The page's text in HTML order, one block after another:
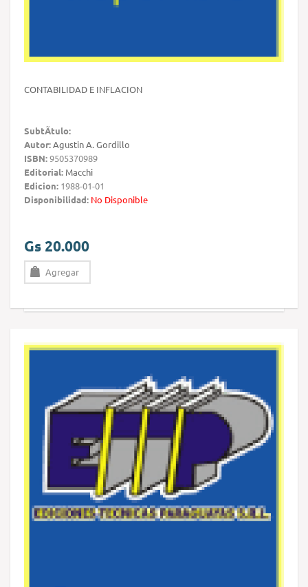
CONTABILIDAD E INFLACION
SubtÃ­tulo:
Autor:Agustin A. Gordillo
ISBN:9505370989
Editorial: Macchi
Edicion: 1988-01-01
Disponibilidad: No Disponible
Gs 20.000
Agregar